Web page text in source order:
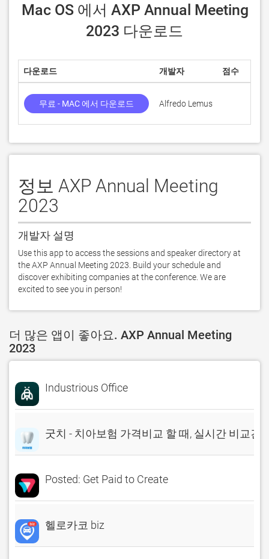
2023 다운로드
다운로드 개발자 점수
무료 - MAC 에서 다운로드 Alfredo Lemus
정보 AXP Annual Meeting
2023
개발자 설명
Use this app to access the sessions and speaker directory at
the AXP Annual Meeting 2023. Build your schedule and
discover exhibiting companies at the conference. We are
excited to see you in person!
더 많은 앱이 좋아요. AXP Annual Meeting
2023
Industrious Office
굿치 - 치아보험 가격비교 할 때, 실시간 비교견
Posted: Get Paid to Create
헬로카코 biz